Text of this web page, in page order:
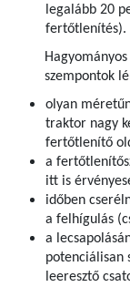
legalább 20
fertőtlenítés).
szempontok
olyan
traktor nagy
fertőtlenítő
a
itt is
időben
a felhígulás
a
potenciálisan
leeresztő